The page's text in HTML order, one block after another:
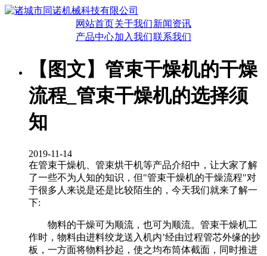
网站首页关于我们新闻资讯
产品中心加入我们联系我们
【图文】管束干燥机的干燥
流程_管束干燥机的选择须
知
2019-11-14
在管束干燥机、管束烘干机等产品介绍中，让大家了解
了一些不为人知的知识，但"管束干燥机的干燥流程"对
于很多人来说是还是比较陌生的，今天我们就来了解一
下:
物料的干燥可为顺流，也可为顺流。管束干燥机工
作时，物料由进料绞龙送入机内’经由过程管芯外缘的抄
板，一方面将物料抄起，使之均布筒体截面，同时推进